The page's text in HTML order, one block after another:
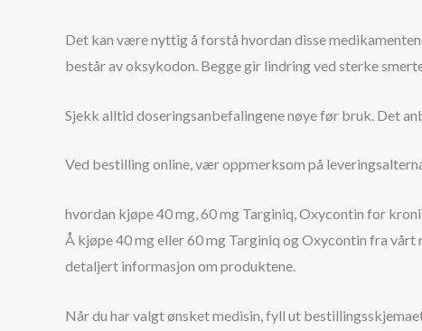
Det kan være nyttig å forstå hvordan disse
består av oksykodon. Begge gir lindring ved sterke
Sjekk alltid doseringsanbefalingene nøye før bruk. Det
Ved bestilling online, vær oppmerksom på
hvordan kjøpe 40 mg, 60 mg Targiniq, Oxycontin for
Å kjøpe 40 mg eller 60 mg Targiniq og Oxycontin fra
detaljert informasjon om produktene.
Når du har valgt ønsket medisin, fyll ut